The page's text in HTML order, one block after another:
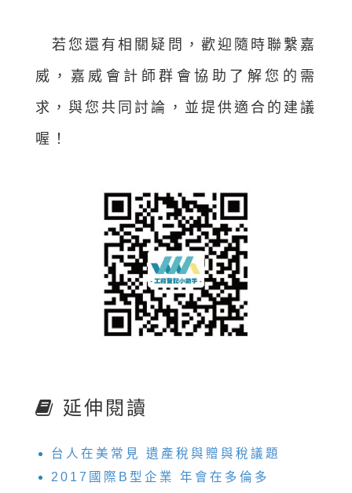
若您還有相關疑問，歡迎隨時聯繫嘉
威，嘉威會計師群會協助了解您的需
求，與您共同討論，並提供適合的建議
喔！
延伸閱讀
台人在美常見 遺產稅與贈與稅議題
2017國際B型企業 年會在多倫多